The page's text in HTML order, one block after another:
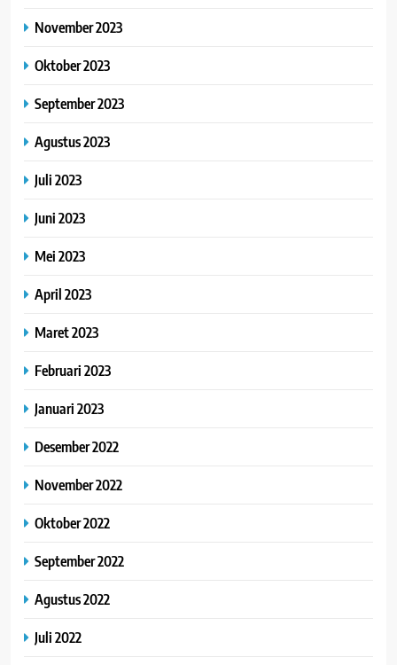
November 2023
Oktober 2023
September 2023
Agustus 2023
Juli 2023
Juni 2023
Mei 2023
April 2023
Maret 2023
Februari 2023
Januari 2023
Desember 2022
November 2022
Oktober 2022
September 2022
Agustus 2022
Juli 2022